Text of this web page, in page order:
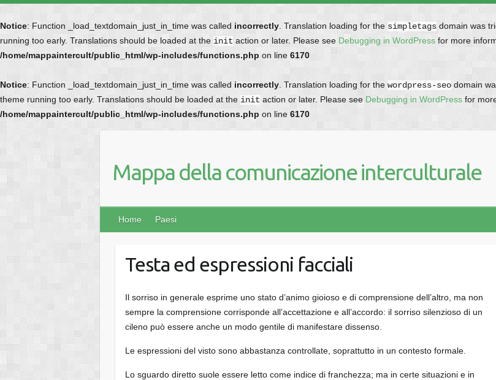
Notice: Function _load_textdomain_just_in_time was called incorrectly . Translation loading for the simpletags domain was
running too early. Translations should be loaded at the init action or later. Please see Debugging in WordPress for more
/home/mappaintercult/public_html/wp-includes/functions.php on line 6170
Notice: Function _load_textdomain_just_in_time was called incorrectly . Translation loading for the wordpress-seo domain
theme running too early. Translations should be loaded at the init action or later. Please seeDebugging in WordPress for
/home/mappaintercult/public_html/wp-includes/functions.php on line 6170
Mappa della comunicazione interculturale
Home Paesi
Testa ed espressioni facciali
Il sorriso in generale esprime uno stato d’animo gioioso e di comprensione dell’altro, ma non
sempre la comprensione corrisponde all’accettazione e all’accordo: il sorriso silenzioso di un
cileno può essere anche un modo gentile di manifestare dissenso.
Le espressioni del visto sono abbastanza controllate, soprattutto in un contesto formale.
Lo sguardo diretto suole essere letto come indice di franchezza; ma in certe situazioni e in